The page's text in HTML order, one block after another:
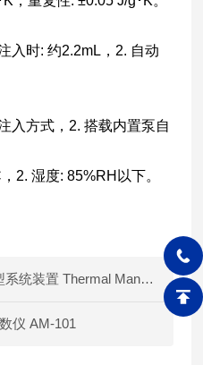
入时: 约2.2mL，2. 自动
入方式，2. 搭载内置泵自
2. 湿度: 85%RH以下。
暖体假人模型系统装置 Thermal Manikin
仪 AM-101